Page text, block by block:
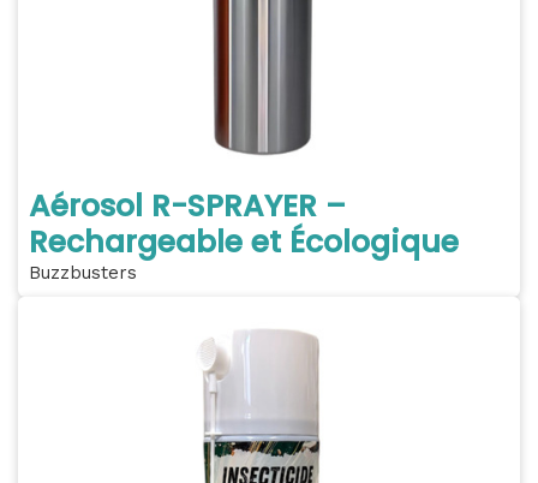
Aérosol R-SPRAYER –
Rechargeable et Écologique
Buzzbusters